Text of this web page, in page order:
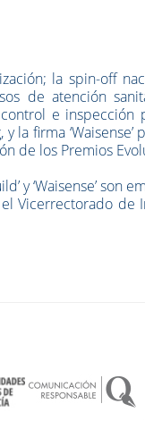
la spin-off
de atención
e inspección
firma ‘Waisense’
de los Premios
y ‘Waisense’ son
Vicerrectorado de